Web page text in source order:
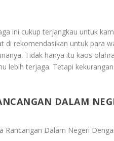
ini cukup terjangkau untuk
di rekomendasikan untuk para
Tidak hanya itu kaos
lebih terjaga. Tetapi
DALAM
Rancangan Dalam Negeri